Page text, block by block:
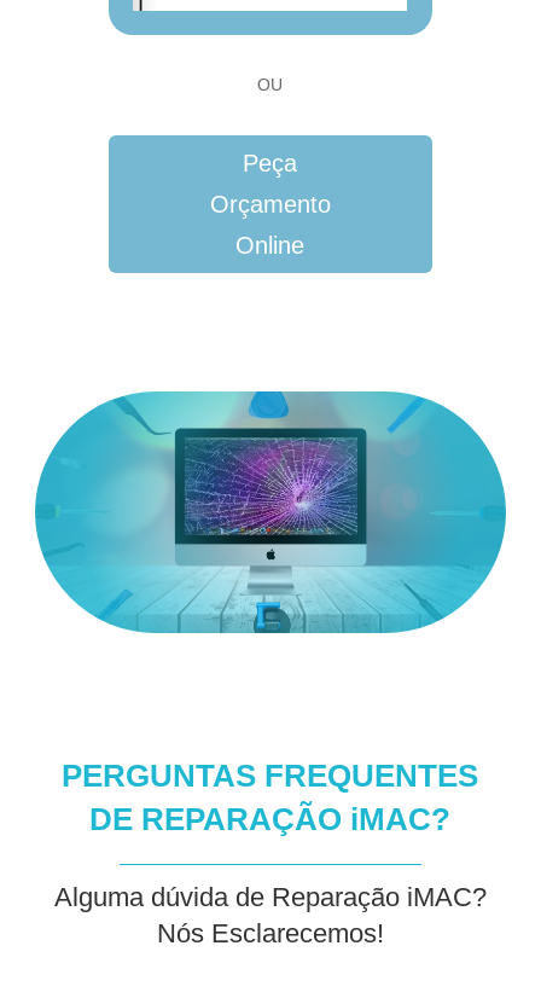
OU
Peça
Orçamento
Online
PERGUNTAS FREQUENTES
DE REPARAÇÃO iMAC?
Alguma dúvida de Reparação iMAC?
Nós Esclarecemos!